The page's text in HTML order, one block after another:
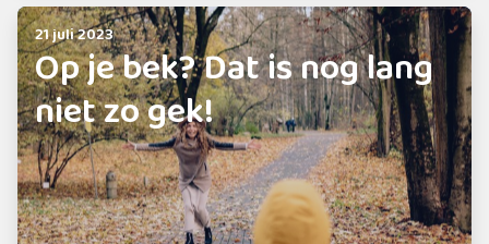
21 juli 2023
Op je bek? Dat is nog lang
niet zo gek!